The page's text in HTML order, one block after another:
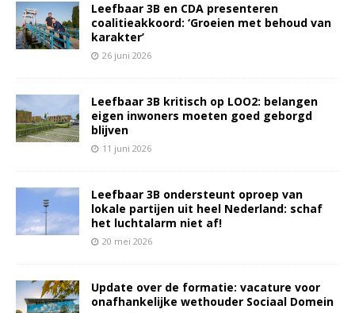
Leefbaar 3B en CDA presenteren
coalitieakkoord: ‘Groeien met behoud van
karakter’
26 juni 2026
Leefbaar 3B kritisch op LOO2: belangen
eigen inwoners moeten goed geborgd
blijven
11 juni 2026
Leefbaar 3B ondersteunt oproep van
lokale partijen uit heel Nederland: schaf
het luchtalarm niet af!
20 mei 2026
Update over de formatie: vacature voor
onafhankelijke wethouder Sociaal Domein